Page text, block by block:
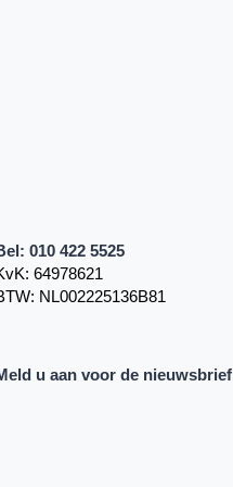
010 422 5525
64978621
NL002225136B81
u aan voor de nieuwsbrief